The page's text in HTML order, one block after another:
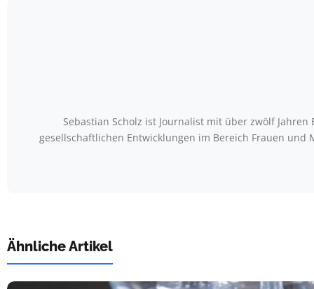
Sebastian Scholz ist Journalist mit über zwölf
gesellschaftlichen Entwicklungen im Bereich Frauen
Ähnliche Artikel